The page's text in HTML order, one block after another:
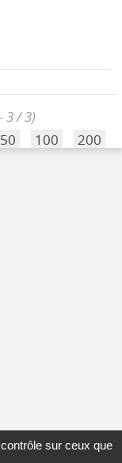
3 / 3)
50 100 200
sur ceux que